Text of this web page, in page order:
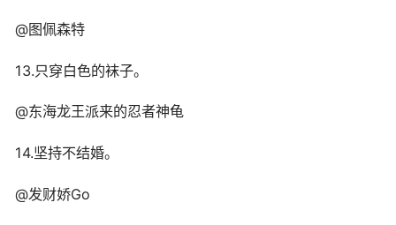
@图佩森特
13.只穿白色的袜子。
@东海龙王派来的忍者神龟
14.坚持不结婚。
@发财娇Go